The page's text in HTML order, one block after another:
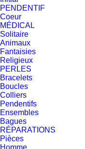
PENDENTIF
Coeur
MÉDICAL
Solitaire
Animaux
Fantaisies
Religieux
PERLES
Bracelets
Boucles
Colliers
Pendentifs
Ensembles
Bagues
RÉPARATIONS
Pièces
Homme